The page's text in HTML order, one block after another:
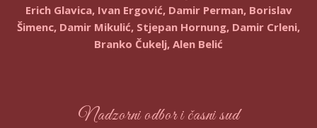
Erich Glavica, Ivan Ergović, Damir Perman, Borislav
Šimenc, Damir Mikulić, Stjepan Hornung, Damir Crleni,
Branko Čukelj, Alen Belić
Nadzorni odbor i časni sud